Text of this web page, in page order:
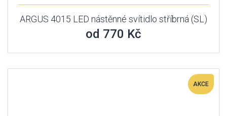
ARGUS 4015 LED nástěnné svítidlo stříbrná (SL)
od 770 Kč
AKCE